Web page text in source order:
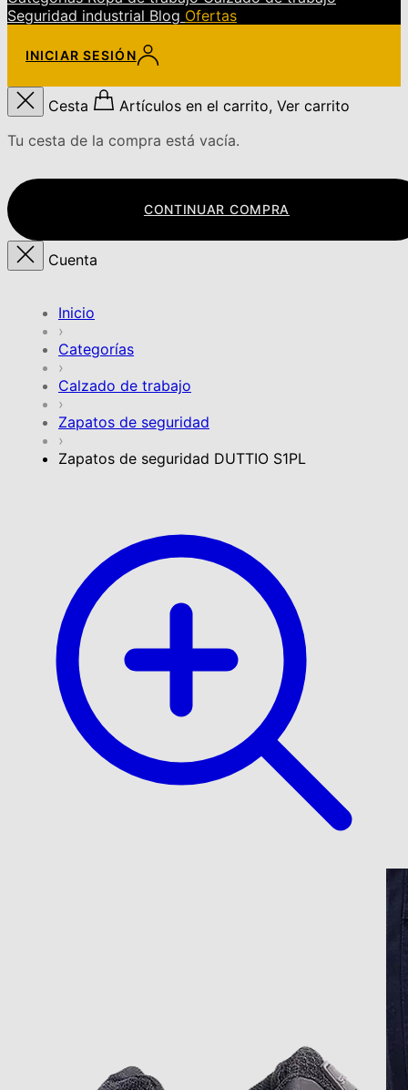
Seguridad industrial Blog Ofertas
INICIAR SESIÓN
Cesta
Artículos en el carrito, Ver carrito
Tu cesta de la compra está vacía.
CONTINUAR COMPRA
Cuenta
Inicio
›
Categorías
›
Calzado de trabajo
›
Zapatos de seguridad
›
Zapatos de seguridad DUTTIO S1PL